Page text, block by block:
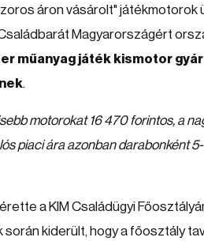
áron vásárolt" játékmotorok
Magyarországért
műanyag játék kismotor
.
motorokat 16 470 forintos, a
piaci ára azonban darabonként
a KIM Családügyi
kiderült, hogy a főosztály